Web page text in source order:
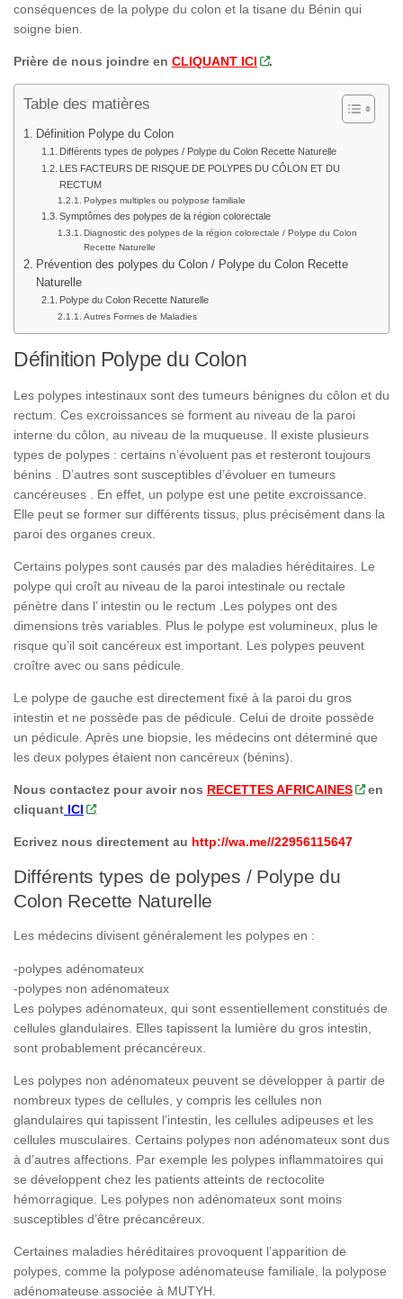
conséquences de la polype du colon et la tisane du Bénin qui
soigne bien.
Prière de nous joindre en CLIQUANT ICI .
Table des matières
Définition Polype du Colon
Différents types de polypes / Polype du Colon Recette Naturelle
LES FACTEURS DE RISQUE DE POLYPES DU CÔLON ET DU
RECTUM
Polypes multiples ou polypose familiale
Symptômes des polypes de la région colorectale
Diagnostic des polypes de la région colorectale / Polype du Colon
Recette Naturelle
Prévention des polypes du Colon / Polype du Colon Recette
Naturelle
Polype du Colon Recette Naturelle
Autres Formes de Maladies
Définition Polype du Colon
Les polypes intestinaux sont des tumeurs bénignes du côlon et du
rectum. Ces excroissances se forment au niveau de la paroi
interne du côlon, au niveau de la muqueuse. Il existe plusieurs
types de polypes : certains n’évoluent pas et resteront toujours
bénins . D’autres sont susceptibles d’évoluer en tumeurs
cancéreuses . En effet, un polype est une petite excroissance.
Elle peut se former sur différents tissus, plus précisément dans la
paroi des organes creux.
Certains polypes sont causés par des maladies héréditaires. Le
polype qui croît au niveau de la paroi intestinale ou rectale
pénètre dans l’ intestin ou le rectum .Les polypes ont des
dimensions très variables. Plus le polype est volumineux, plus le
risque qu’il soit cancéreux est important. Les polypes peuvent
croître avec ou sans pédicule.
Le polype de gauche est directement fixé à la paroi du gros
intestin et ne possède pas de pédicule. Celui de droite possède
un pédicule. Après une biopsie, les médecins ont déterminé que
les deux polypes étaient non cancéreux (bénins).
Nous contactez pour avoir nos RECETTES AFRICAINES
en
cliquant ICI
Ecrivez nous directement au http://wa.me//22956115647
Différents types de polypes / Polype du
Colon Recette Naturelle
Les médecins divisent généralement les polypes en :
-polypes adénomateux
-polypes non adénomateux
Les polypes adénomateux, qui sont essentiellement constitués de
cellules glandulaires. Elles tapissent la lumière du gros intestin,
sont probablement précancéreux.
Les polypes non adénomateux peuvent se développer à partir de
nombreux types de cellules, y compris les cellules non
glandulaires qui tapissent l’intestin, les cellules adipeuses et les
cellules musculaires. Certains polypes non adénomateux sont dus
à d’autres affections. Par exemple les polypes inflammatoires qui
se développent chez les patients atteints de rectocolite
hémorragique. Les polypes non adénomateux sont moins
susceptibles d’être précancéreux.
Certaines maladies héréditaires provoquent l’apparition de
polypes, comme la polypose adénomateuse familiale, la polypose
adénomateuse associée à MUTYH.